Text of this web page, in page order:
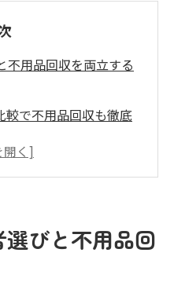
不用品回収を両立する
較で不用品回収も徹底
用品回収を賢く活用す
きる引越し業者の魅
びと不用品回